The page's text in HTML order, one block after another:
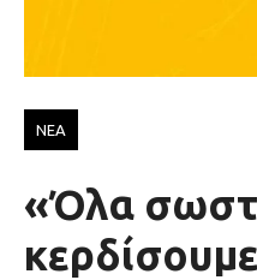
ΝΕΑ
«Όλα